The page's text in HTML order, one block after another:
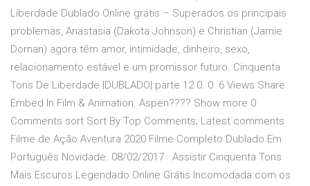
Liberdade Dublado Online grátis – Superados os principais
problemas, Anastasia (Dakota Johnson) e Christian (Jamie
Dornan) agora têm amor, intimidade, dinheiro, sexo,
relacionamento estável e um promissor futuro. Cinquenta
Tons De Liberdade |DUBLADO| parte 12 0. 0. 6 Views Share
Embed In Film & Animation. Aspen???? Show more 0
Comments sort Sort By Top Comments; Latest comments
Filme de Ação Aventura 2020 Filme Completo Dublado Em
Português Novidade. 08/02/2017 · Assistir Cinquenta Tons
Mais Escuros Legendado Online Grátis Incomodada com os